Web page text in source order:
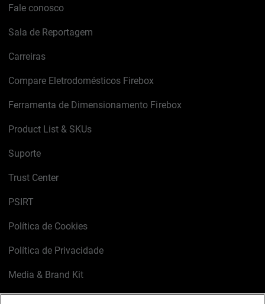
Fale conosco
Sala de Reportagem
Carreiras
Compare Eletrodomésticos Firebox
Ferramenta de Dimensionamento Firebox
Product List & SKUs
Suporte
Trust Center
PSIRT
Política de Cookies
Política de Privacidade
Media & Brand Kit